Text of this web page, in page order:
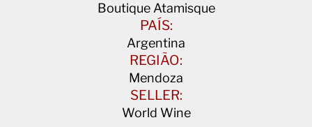
Boutique Atamisque
PAÍS:
Argentina
REGIÃO:
Mendoza
SELLER:
World Wine